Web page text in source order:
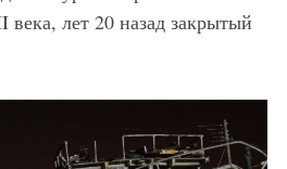
лет 20 назад закрытый